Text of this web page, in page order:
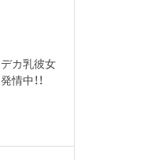
デカ乳彼女
発情中！！